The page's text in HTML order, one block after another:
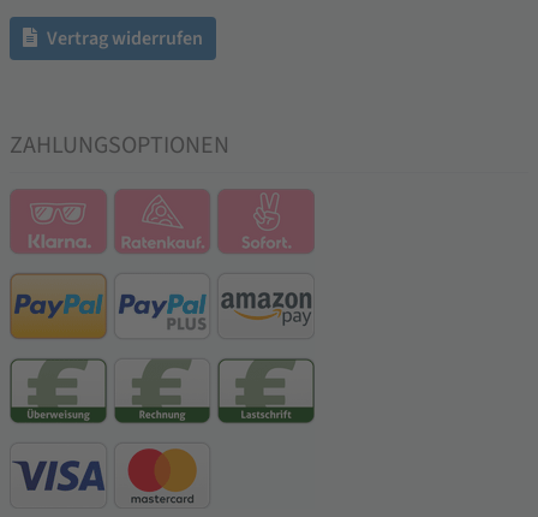
Vertrag widerrufen
ZAHLUNGSOPTIONEN